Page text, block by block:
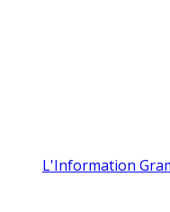
L'Information